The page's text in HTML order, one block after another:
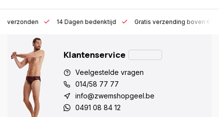
h verzonden 14 Dagen bedenktijd Gratis verzending boven
Klantenservice
Veelgestelde vragen
014/58 77 77
info@zwemshopgeel.be
0491 08 84 12